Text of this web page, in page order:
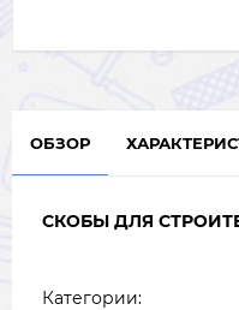
ОБЗОР
СКОБЫ ДЛЯ
Категории: